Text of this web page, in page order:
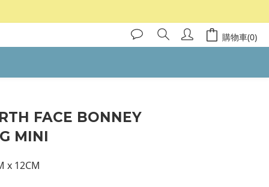
購物車(0)
FACE BONNEY
MINI
x 12CM